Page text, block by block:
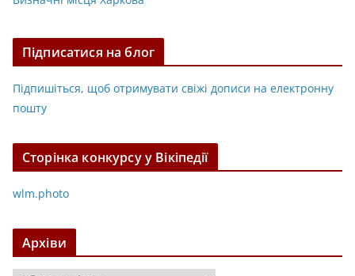
Підписатися на блог
Підпишіться, щоб отримувати свіжі дописи на електронну
пошту
Сторінка конкурсу у Вікіпедії
wlm.photo
Архіви